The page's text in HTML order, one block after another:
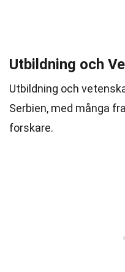
Utbildning och
Utbildning och
Serbien, med många
forskare.